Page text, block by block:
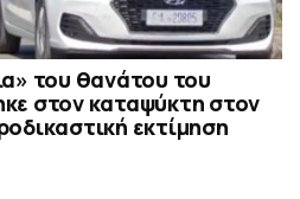
του θανάτου του
στον καταψύκτη στον
εκτίμηση